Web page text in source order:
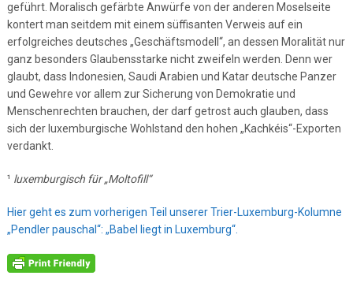
geführt. Moralisch gefärbte Anwürfe von der anderen Moselseite
kontert man seitdem mit einem süffisanten Verweis auf ein
erfolgreiches deutsches „Geschäftsmodell“, an dessen Moralität nur
ganz besonders Glaubensstarke nicht zweifeln werden. Denn wer
glaubt, dass Indonesien, Saudi Arabien und Katar deutsche Panzer
und Gewehre vor allem zur Sicherung von Demokratie und
Menschenrechten brauchen, der darf getrost auch glauben, dass
sich der luxemburgische Wohlstand den hohen „Kachkéis“-Exporten
verdankt.
¹ luxemburgisch für „Moltofill“
Hier geht es zum vorherigen Teil unserer Trier-Luxemburg-Kolumne
„Pendler pauschal“: „Babel liegt in Luxemburg“.